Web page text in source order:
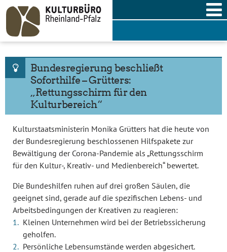
Skip
content
Bundesregierung beschließt
Soforthilfe – Grütters:
„Rettungsschirm für den
Kulturbereich“
Kulturstaatsministerin Monika Grütters hat die heute von
der Bundesregierung beschlossenen Hilfspakete zur
Bewältigung der Corona-Pandemie als „Rettungsschirm
für den Kultur-, Kreativ- und Medienbereich“ bewertet.
Die Bundeshilfen ruhen auf drei großen Säulen, die
geeignet sind, gerade auf die spezifischen Lebens- und
Arbeitsbedingungen der Kreativen zu reagieren:
Kleinen Unternehmen wird bei der Betriebssicherung
geholfen.
Persönliche Lebensumstände werden abgesichert.